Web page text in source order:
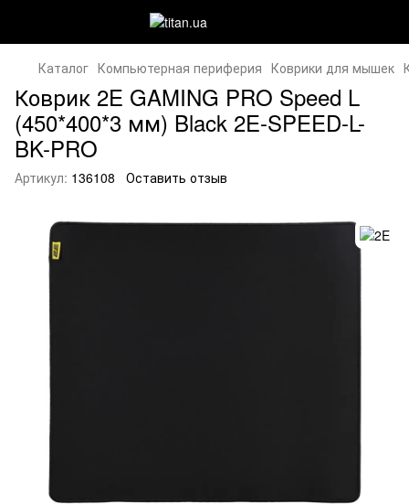
Каталог Компьютерная периферия Коврики для мышек
Коврик 2E GAMING PRO Speed L
(450*400*3 мм) Black 2E-SPEED-L-
BK-PRO
Артикул: 136108 Оставить отзыв